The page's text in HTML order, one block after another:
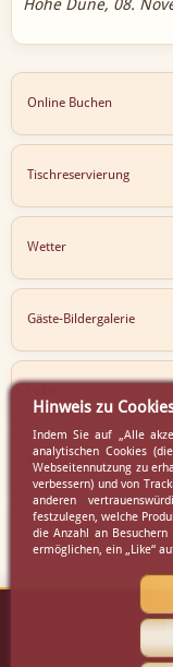
Hohe Düne, 08.
Online Buchen
Tischreservierung
Wetter
Gäste-Bildergalerie
Newsletter
Virtueller Rundgang
Hinweis zu
Indem Sie auf „Alle
analytischen Cookies
Webseitennutzung zu
verbessern) und von
anderen
festzulegen, welche
die Anzahl an
ermöglichen, ein „Like“